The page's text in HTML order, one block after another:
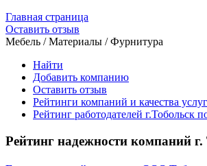
Главная страница
Оставить отзыв
Мебель / Материалы / Фурнитура
Найти
Добавить компанию
Оставить отзыв
Рейтинги компаний и качества услуг
Рейтинг работодателей г.Тобольск
Рейтинг надежности компаний г.